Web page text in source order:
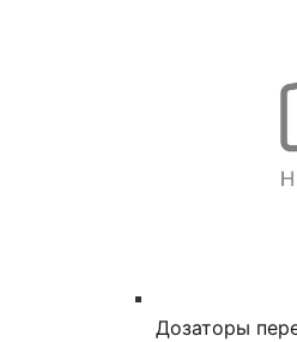
Дозаторы